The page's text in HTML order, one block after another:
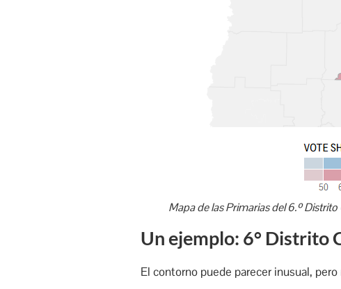
Mapa de las Primarias del 6.º
Un ejemplo: 6° Distrito
El contorno puede parecer inusual,